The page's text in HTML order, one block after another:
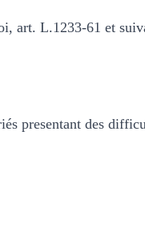
art. L.1233-61 et
presentant des